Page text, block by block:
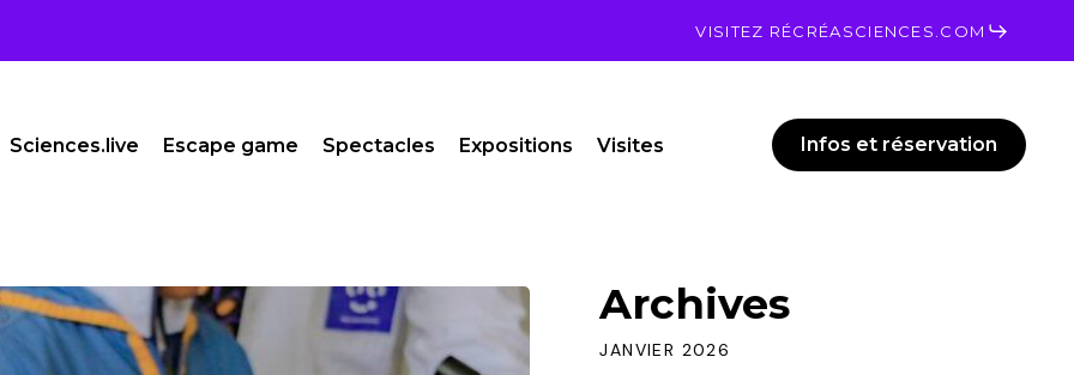
VISITEZ RÉCRÉASCIENCES.COM
Sciences.live Escape game Spectacles Expositions Visites Infos et réservation
Archives
JANVIER 2026